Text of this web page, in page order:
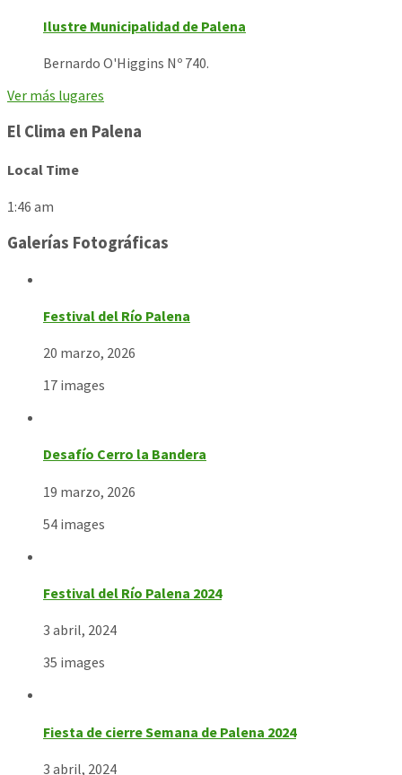
Ilustre Municipalidad de Palena
Bernardo O'Higgins Nº 740.
Ver más lugares
El Clima en Palena
Local Time
1:46 am
Galerías Fotográficas
Festival del Río Palena
20 marzo, 2026
17 images
Desafío Cerro la Bandera
19 marzo, 2026
54 images
Festival del Río Palena 2024
3 abril, 2024
35 images
Fiesta de cierre Semana de Palena 2024
3 abril, 2024